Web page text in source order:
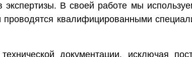
В своей работе мы
квалифицированными
документации, исключая